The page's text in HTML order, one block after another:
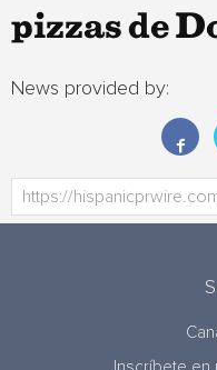
pizzas de
News provided by: